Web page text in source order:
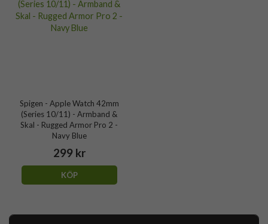
Spigen - Apple Watch 42mm
(Series 10/11) - Armband &
Skal - Rugged Armor Pro 2 -
Navy Blue
299 kr
KÖP